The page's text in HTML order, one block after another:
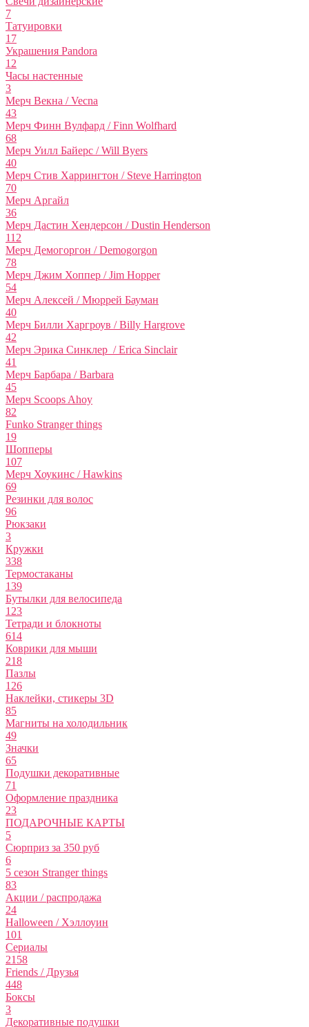
7
Татуировки
17
Украшения Pandora
12
Часы настенные
3
Мерч Векна / Vecna
43
Мерч Финн Вулфард / Finn Wolfhard
68
Мерч Уилл Байерс / Will Byers
40
Мерч Стив Харрингтон / Steve Harrington
70
Мерч Аргайл
36
Мерч Дастин Хендерсон / Dustin Henderson
112
Мерч Демогоргон / Demogorgon
78
Мерч Джим Хоппер / Jim Hopper
54
Мерч Алексей / Мюррей Бауман
40
Мерч Билли Харгроув / Billy Hargrove
42
Мерч Эрика Синклер / Erica Sinclair
41
Мерч Барбара / Barbara
45
Мерч Scoops Ahoy
82
Funko Stranger things
19
Шопперы
107
Мерч Хоукинс / Hawkins
69
Резинки для волос
96
Рюкзаки
3
Кружки
338
Термостаканы
139
Бутылки для велосипеда
123
Тетради и блокноты
614
Коврики для мыши
218
Пазлы
126
Наклейки, стикеры 3D
85
Магниты на холодильник
49
Значки
65
Подушки декоративные
71
Оформление праздника
23
ПОДАРОЧНЫЕ КАРТЫ
5
Сюрприз за 350 руб
6
5 сезон Stranger things
83
Акции / распродажа
24
Halloween / Хэллоуин
101
Сериалы
2158
Friends / Друзья
448
Боксы
3
Декоративные подушки